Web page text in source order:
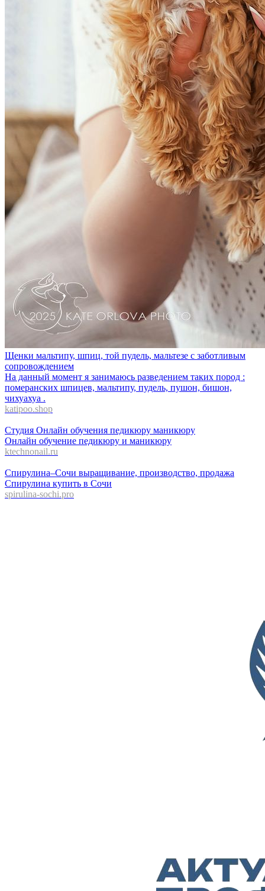
Щенки мальтипу, шпиц, той пудель, мальтезе с заботливым
сопровождением
На данный момент я занимаюсь разведением таких пород :
померанских шпицев, мальтипу, пудель, пушон, бишон,
чихуахуа .
katipoo.shop
Студия Онлайн обучения педикюру маникюру
Онлайн обучение педикюру и маникюру
ktechnonail.ru
Спирулина–Сочи выращивание, производство, продажа
Спирулина купить в Сочи
spirulina-sochi.pro